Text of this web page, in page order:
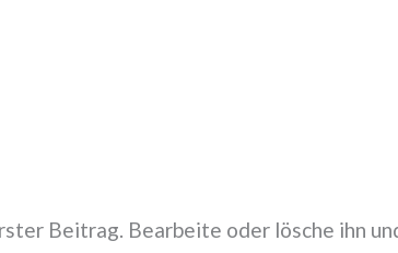
Beitrag. Bearbeite oder lösche ihn